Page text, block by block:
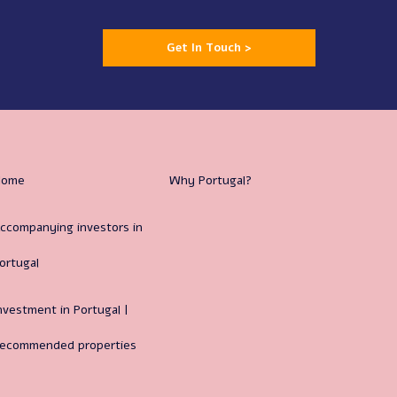
Get In Touch >
investors in
in Portugal |
properties
Why Portugal?